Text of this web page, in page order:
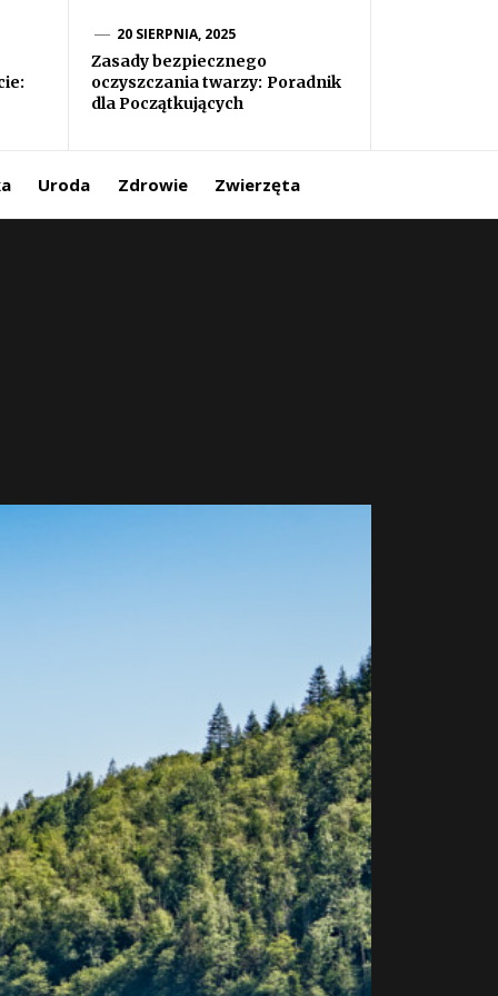
20 SIERPNIA, 2025
Zasady bezpiecznego
oczyszczania twarzy: Poradnik
dla Początkujących
Uroda Zdrowie Zwierzęta